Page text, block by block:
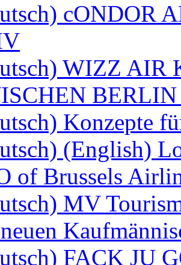
cONDOR
WIZZ AIR
Konzepte
(English)
of Brussels
MV
FACK JU